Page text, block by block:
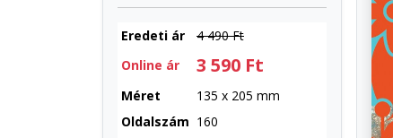
Eredeti ár
4 490 Ft
Online ár
3 590 Ft
Méret
135 x 205 mm
Oldalszám 160